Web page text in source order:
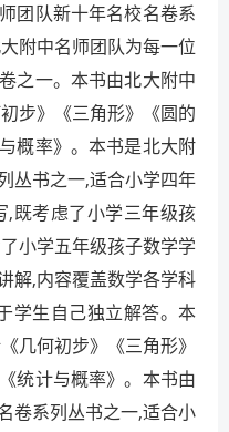
团队新十年名校名卷系
附中名师团队为每一位
之一。本书由北大附中
步》《三角形》《圆的
概率》。本书是北大附
丛书之一,适合小学四年
,既考虑了小学三年级孩
小学五年级孩子数学学
解,内容覆盖数学各学科
学生自己独立解答。本
几何初步》《三角形》
统计与概率》。本书由
卷系列丛书之一,适合小